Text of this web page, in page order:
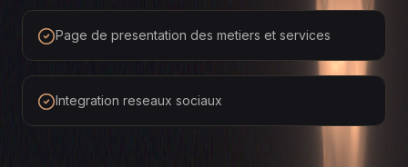
Page de presentation des metiers et services
Integration reseaux sociaux